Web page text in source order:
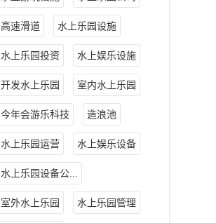
高速滑道 水上乐园设施
水上乐园投资 水上娱乐设施
开发水上乐园 室内水上乐园
今年会游乐科技 造浪池
水上乐园运营 水上娱乐设备
水上乐园设备公...
室外水上乐园 水上乐园管理